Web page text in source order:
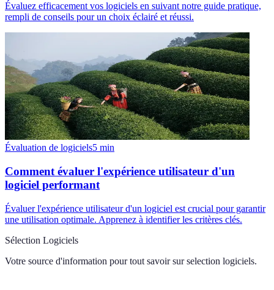
Évaluez efficacement vos logiciels en suivant notre guide pratique,
rempli de conseils pour un choix éclairé et réussi.
Évaluation de logiciels5 min
Comment évaluer l'expérience utilisateur d'un
logiciel performant
Évaluer l'expérience utilisateur d'un logiciel est crucial pour garantir
une utilisation optimale. Apprenez à identifier les critères clés.
Sélection Logiciels
Votre source d'information pour tout savoir sur selection logiciels.